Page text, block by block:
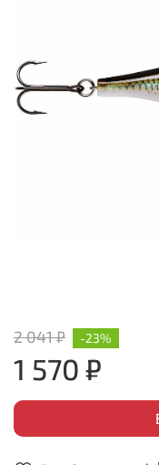
2 041 ₽
1 570 ₽
-23%